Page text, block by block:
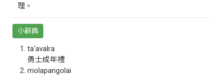
理。
小辭典
ta‘avalra
勇士成年禮
molapangolai